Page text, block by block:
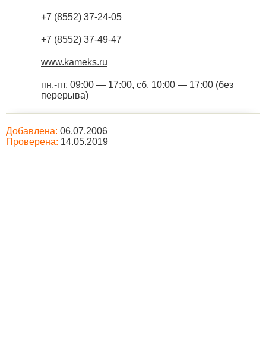
+7 (8552) 37-24-05
+7 (8552) 37-49-47
www.kameks.ru
пн.-пт. 09:00 — 17:00, сб. 10:00 — 17:00 (без
перерыва)
Добавлена: 06.07.2006
Проверена: 14.05.2019